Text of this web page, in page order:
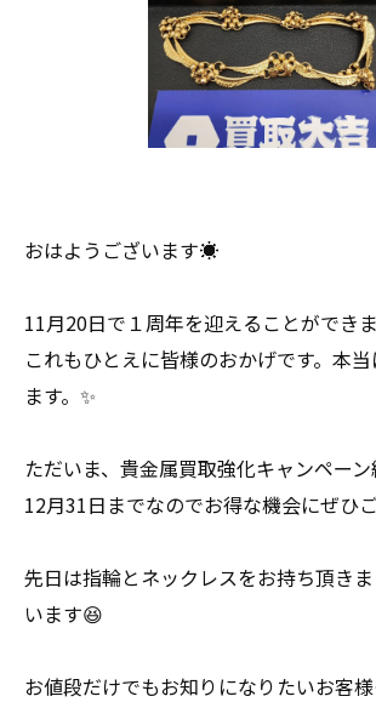
おはようございます☀
11月20日で１周年を迎えることができ
これもひとえに皆様のおかげです。本
ます。✨
ただいま、貴金属買取強化キャンペー
12月31日までなのでお得な機会にぜひ
先日は指輪とネックレスをお持ち頂き
います😆
お値段だけでもお知りになりたいお客